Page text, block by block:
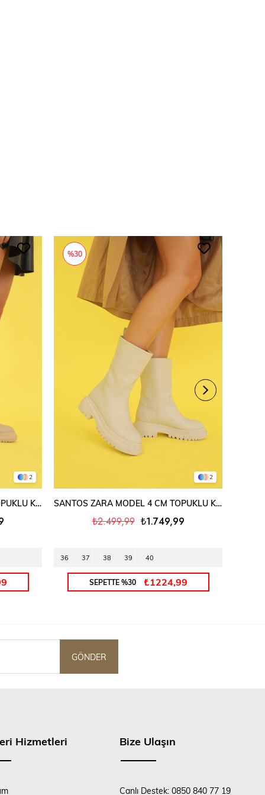
2
SANTOS ZARA MODEL 4 CM TOPUKLU KISA BOT ÇİZME NUT
2
SEPETE EKLE
SANTOS ZARA MODEL 4 CM TOPUKLU KISA BOT ÇİZME TEN
₺1.749,99
₺2.499,99
36 37 38 39 40
SEPETTE %30 ₺1224,99
%30
GÖNDER
Hizmetleri Bize Ulaşın
Canlı Destek: 0850 840 77 19